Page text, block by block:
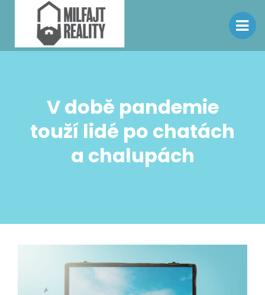
V době pandemie
touží lidé po chatách
a chalupách